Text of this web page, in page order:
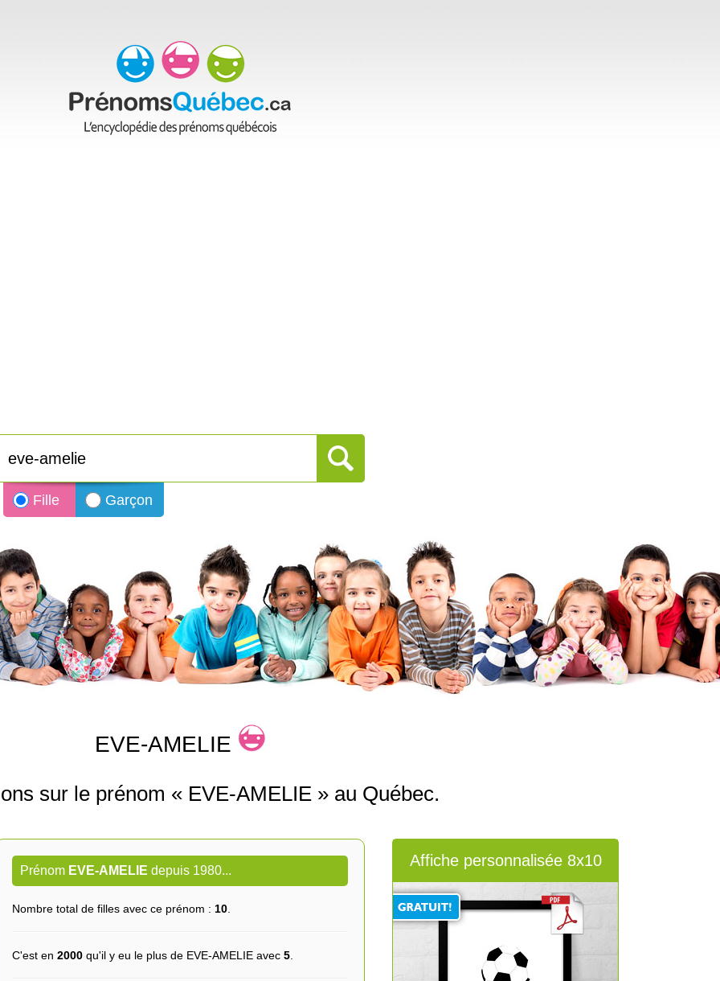
Fille Garçon
EVE-AMELIE
sur le prénom « EVE-AMELIE » au Québec.
Prénom EVE-AMELIE depuis 1980...
Nombre total de filles avec ce prénom : 10
C'est en 2000 qu'il y eu le plus de EVE-AMELIE avec 5
Affiche personnalisée 8x10